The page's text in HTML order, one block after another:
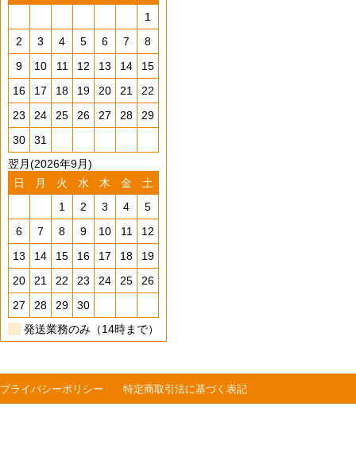
1
2
3 4 5 6 7
8
9
10 11 12 13 14
15
16
17 18 19 20 21
22
23
24 25 26 27 28
29
30
31
翌月(2026年9月)
日
月 火 水 木 金
土
1
2 3 4
5
6
7 8 9 10 11
12
13
14 15 16 17 18
19
20
21 22 23 24 25
26
27
28 29
30
発送業務のみ（14時まで）
プライバシーポリシー 特定商取引法に基づく表記